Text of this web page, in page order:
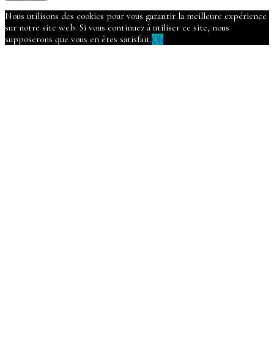
Nous utilisons des cookies pour vous garantir la meilleure expérience
sur notre site web. Si vous continuez à utiliser ce site, nous
supposerons que vous en êtes satisfait.Ok